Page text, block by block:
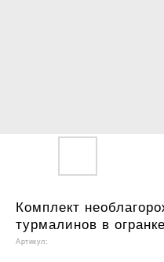
Комплект
турмалинов в
Артикул: